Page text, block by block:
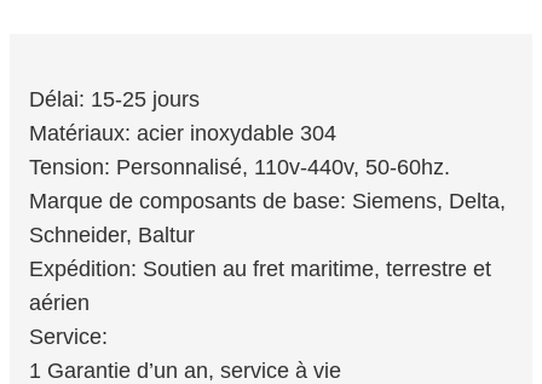
Délai: 15-25 jours
Matériaux: acier inoxydable 304
Tension: Personnalisé, 110v-440v, 50-60hz.
Marque de composants de base: Siemens, Delta,
Schneider, Baltur
Expédition: Soutien au fret maritime, terrestre et
aérien
Service:
1 Garantie d’un an, service à vie